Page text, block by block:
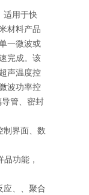
适用于快
材料产品
一微波或
完成。该
声温度控
波功率控
管、密封
制界面、数
功能，
应、、聚合